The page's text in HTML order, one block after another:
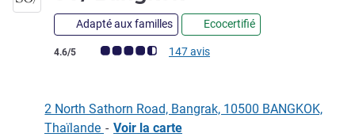
Adapté aux familles Ecocertifié
Note Avis clients (Note ALL)
4.6/5 147 avis
2 North Sathorn Road, Bangrak, 10500 BANGKOK,
Thaïlande - Voir la carte